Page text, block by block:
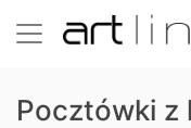
Pocztówki z